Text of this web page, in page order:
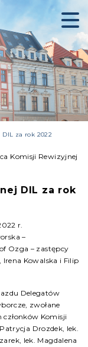
za rok 2022
Komisji Rewizyjnej
DIL za rok
r.
–
Ozga – zastępcy
Kowalska i Filip
Delegatów
zwołane
Komisji
Drozdek, lek.
lek. Magdalena